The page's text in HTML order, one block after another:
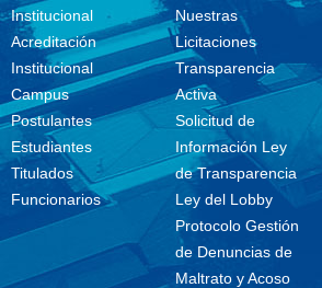
Institucional
Acreditación
Institucional
Campus
Postulantes
Estudiantes
Titulados
Funcionarios
Nuestras
Licitaciones
Transparencia
Activa
Solicitud de
Información Ley
de Transparencia
Ley del Lobby
Protocolo Gestión
de Denuncias de
Maltrato y Acoso